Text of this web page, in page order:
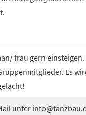
frau gern
Es
unter